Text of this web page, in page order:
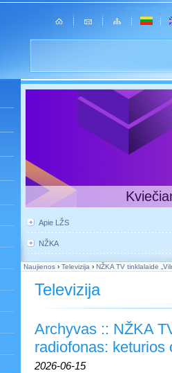
Apie LŽS
NŽKA
Naujienos › Televizija › NŽKA TV tinklalaidė
Televizija
Archyvas :: NŽKA
radiofonas: keturios
2026-06-15